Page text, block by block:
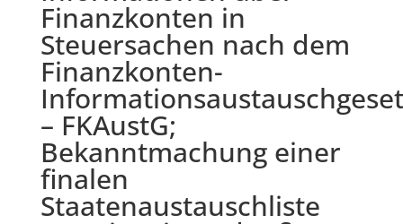
Finanzkonten in
Steuersachen nach dem
Finanzkonten-
– FKAustG;
Bekanntmachung einer
finalen
Staatenaustauschliste